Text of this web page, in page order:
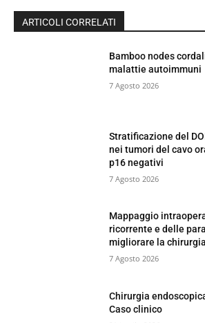
ARTICOLI CORRELATI
Bamboo nodes
malattie autoimmuni
7 Agosto 2026
Stratificazione del
nei tumori del cavo
p16 negativi
7 Agosto 2026
Mappaggio
ricorrente e delle
migliorare la
7 Agosto 2026
Chirurgia
Caso clinico